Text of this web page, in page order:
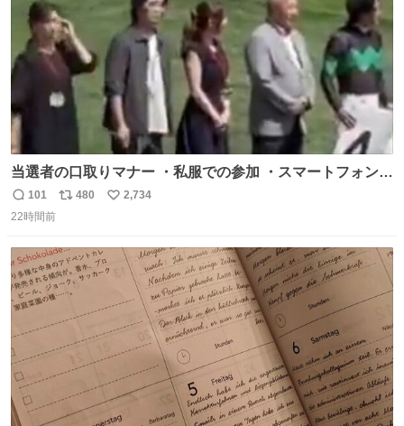
当選者の口取りマナー ・私服での参加 ・スマートフォンで
の撮影 ・調教師へ自分から握手を求める行為 ・シャツをズ
ボンにインしていない服装 ・ボディーバッグの着用 私も口
ほしい #DMMバヌーシ
返
信
101
リ
ト
数
480
い
数
2,734
22時間前